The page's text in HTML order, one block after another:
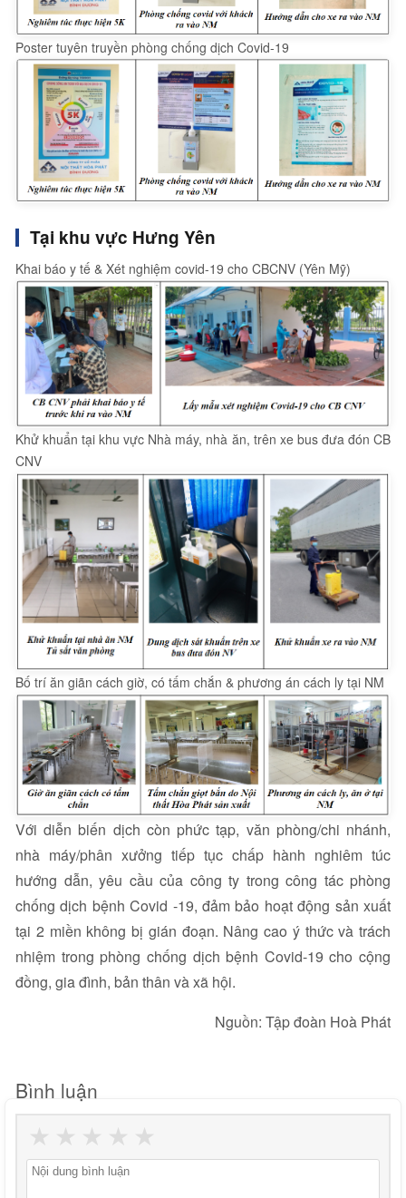
Poster tuyên truyền phòng chống dịch Covid-19
Tại khu vực Hưng Yên
Khai báo y tế & Xét nghiệm covid-19 cho CBCNV (Yên Mỹ)
Khử khuẩn tại khu vực Nhà máy, nhà ăn, trên xe bus đưa đón CB
CNV
Bố trí ăn giãn cách giờ, có tấm chắn & phương án cách ly tại NM
Với diễn biến dịch còn phức tạp, văn phòng/chi nhánh,
nhà máy/phân xưởng tiếp tục chấp hành nghiêm túc
hướng dẫn, yêu cầu của công ty trong công tác phòng
chống dịch bệnh Covid -19, đảm bảo hoạt động sản xuất
tại 2 miền không bị gián đoạn. Nâng cao ý thức và trách
nhiệm trong phòng chống dịch bệnh Covid-19 cho cộng
đồng, gia đình, bản thân và xã hội.
Nguồn: Tập đoàn Hoà Phát
Bình luận
★
★
★
★
★